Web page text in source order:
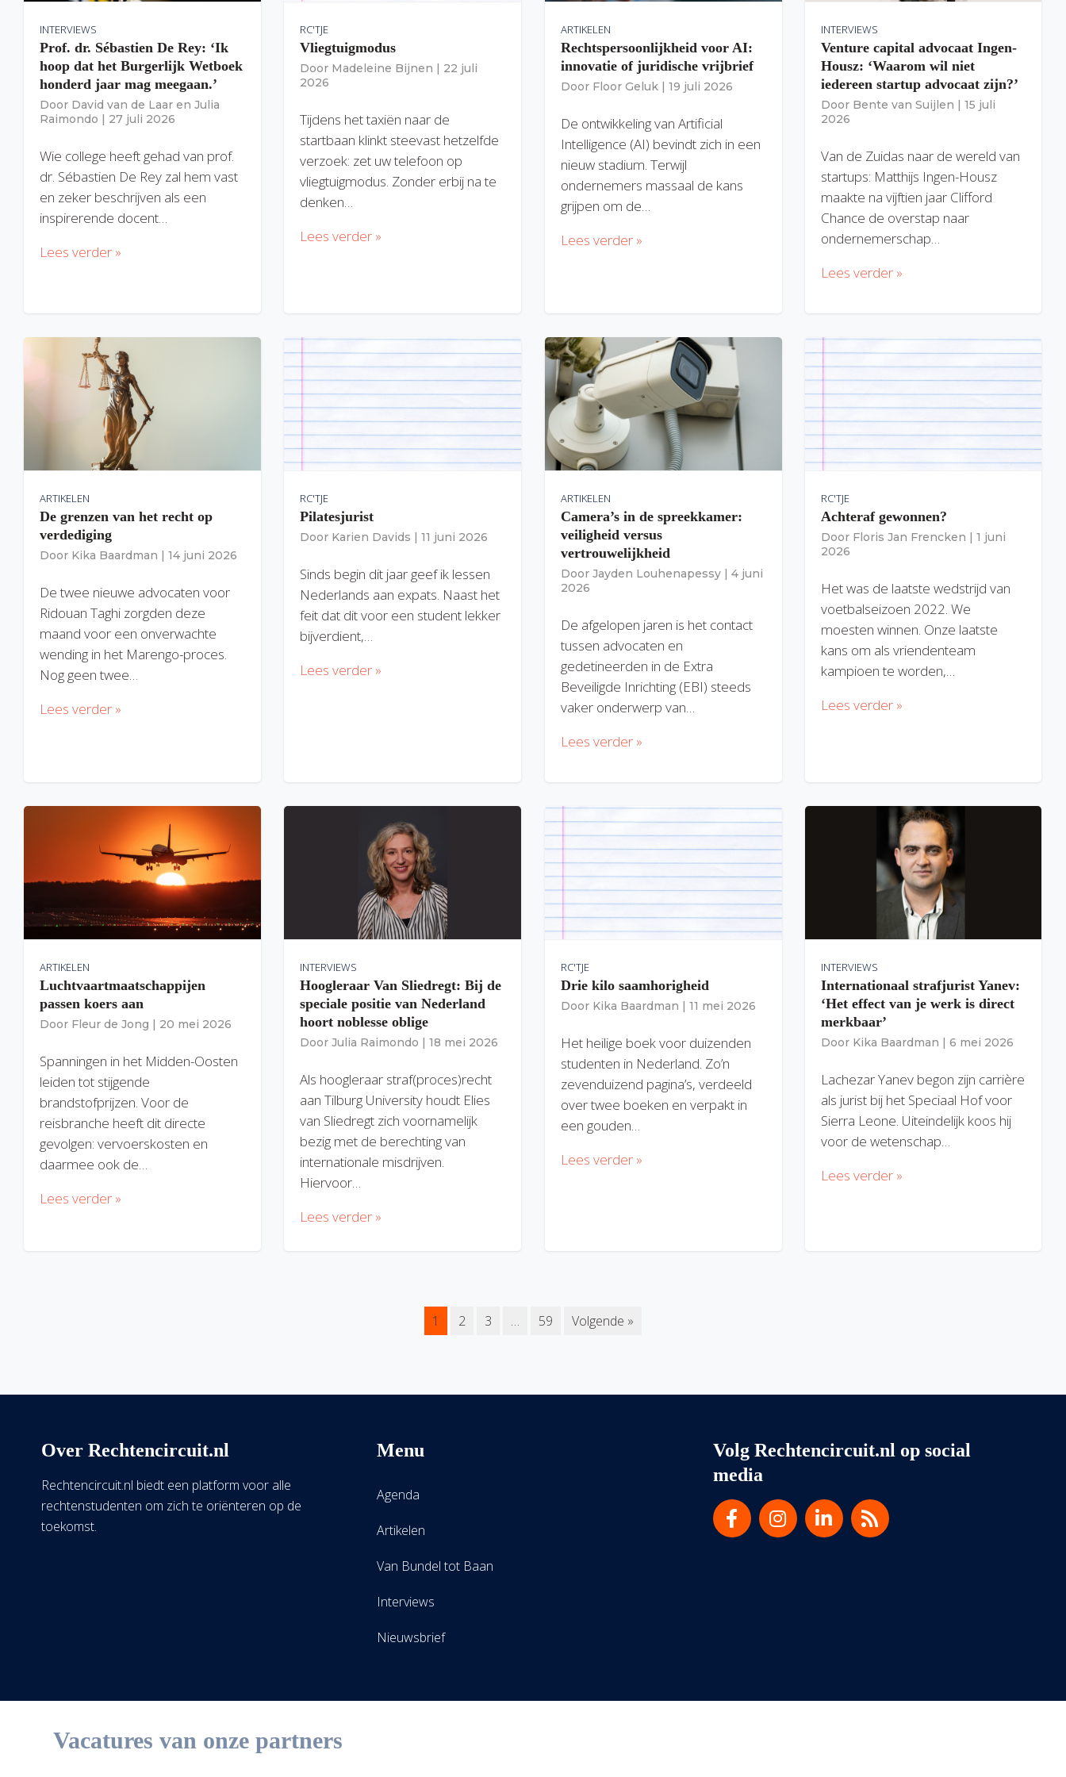
INTERVIEWS
Prof. dr. Sébastien De Rey: ‘Ik
hoop dat het Burgerlijk Wetboek
honderd jaar mag meegaan.’
Door David van de Laar en Julia
Raimondo | 27 juli 2026
Wie college heeft gehad van prof.
dr. Sébastien De Rey zal hem vast
en zeker beschrijven als een
inspirerende docent…
Lees verder »
RC'TJE
Vliegtuigmodus
Door Madeleine Bijnen | 22 juli
2026
Tijdens het taxiën naar de
startbaan klinkt steevast hetzelfde
verzoek: zet uw telefoon op
vliegtuigmodus. Zonder erbij na te
denken…
Lees verder »
ARTIKELEN
Rechtspersoonlijkheid voor AI:
innovatie of juridische vrijbrief
Door Floor Geluk | 19 juli 2026
De ontwikkeling van Artificial
Intelligence (AI) bevindt zich in een
nieuw stadium. Terwijl
ondernemers massaal de kans
grijpen om de…
Lees verder »
INTERVIEWS
Venture capital advocaat Ingen-
Housz: ‘Waarom wil niet
iedereen startup advocaat zijn?’
Door Bente van Suijlen | 15 juli
2026
Van de Zuidas naar de wereld van
startups: Matthijs Ingen-Housz
maakte na vijftien jaar Clifford
Chance de overstap naar
ondernemerschap…
Lees verder »
ARTIKELEN
De grenzen van het recht op
verdediging
Door Kika Baardman | 14 juni 2026
De twee nieuwe advocaten voor
Ridouan Taghi zorgden deze
maand voor een onverwachte
wending in het Marengo-proces.
Nog geen twee…
Lees verder »
RC'TJE
Pilatesjurist
Door Karien Davids | 11 juni 2026
Sinds begin dit jaar geef ik lessen
Nederlands aan expats. Naast het
feit dat dit voor een student lekker
bijverdient,…
Lees verder »
ARTIKELEN
Camera’s in de spreekkamer:
veiligheid versus
vertrouwelijkheid
Door Jayden Louhenapessy | 4 juni
2026
De afgelopen jaren is het contact
tussen advocaten en
gedetineerden in de Extra
Beveiligde Inrichting (EBI) steeds
vaker onderwerp van…
Lees verder »
RC'TJE
Achteraf gewonnen?
Door Floris Jan Frencken | 1 juni
2026
Het was de laatste wedstrijd van
voetbalseizoen 2022. We
moesten winnen. Onze laatste
kans om als vriendenteam
kampioen te worden,…
Lees verder »
ARTIKELEN
Luchtvaartmaatschappijen
passen koers aan
Door Fleur de Jong | 20 mei 2026
Spanningen in het Midden-Oosten
leiden tot stijgende
brandstofprijzen. Voor de
reisbranche heeft dit directe
gevolgen: vervoerskosten en
daarmee ook de…
Lees verder »
INTERVIEWS
Hoogleraar Van Sliedregt: Bij de
speciale positie van Nederland
hoort noblesse oblige
Door Julia Raimondo | 18 mei 2026
Als hoogleraar straf(proces)recht
aan Tilburg University houdt Elies
van Sliedregt zich voornamelijk
bezig met de berechting van
internationale misdrijven.
Hiervoor…
Lees verder »
RC'TJE
Drie kilo saamhorigheid
Door Kika Baardman | 11 mei 2026
Het heilige boek voor duizenden
studenten in Nederland. Zo’n
zevenduizend pagina’s, verdeeld
over twee boeken en verpakt in
een gouden…
Lees verder »
INTERVIEWS
Internationaal strafjurist Yanev:
‘Het effect van je werk is direct
merkbaar’
Door Kika Baardman | 6 mei 2026
Lachezar Yanev begon zijn carrière
als jurist bij het Speciaal Hof voor
Sierra Leone. Uiteindelijk koos hij
voor de wetenschap…
Lees verder »
1 2 3 … 59 Volgende »
Over Rechtencircuit.nl
Rechtencircuit.nl biedt een platform voor alle
rechtenstudenten om zich te oriënteren op de
toekomst.
Menu
Agenda
Artikelen
Van Bundel tot Baan
Interviews
Nieuwsbrief
Volg Rechtencircuit.nl op social
media
Vacatures van onze partners